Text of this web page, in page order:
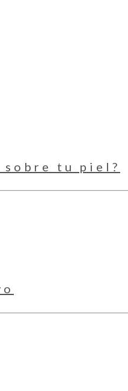
sobre tu piel?